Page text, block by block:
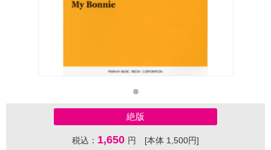
絶版
税込： 1,650 円 [本体 1,500円]